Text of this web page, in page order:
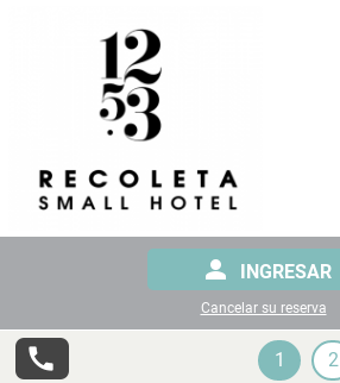
INGRESAR
Cancelar su reserva
1 2